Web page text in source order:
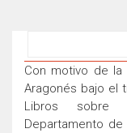
Con motivo de la
Aragonés bajo el
Libros sobre
Departamento